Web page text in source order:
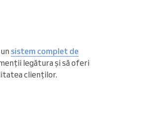
sistem complet de
legătura și să oferi
clienților.